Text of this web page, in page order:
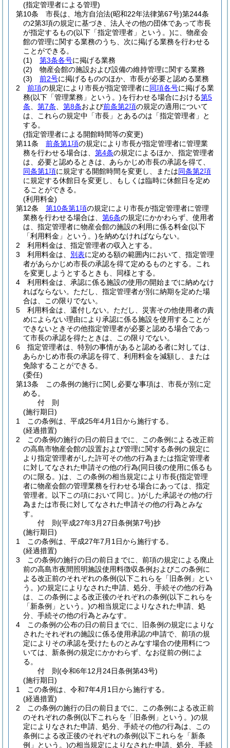
(指定管理者による管理)
第10条
市長は、地方自治法(昭和22年法律第67号)第244条
の2第3項の規定に基づき、法人その他の団体であって市長
が指定するもの(以下「指定管理者」という。)に、物産会
館の管理に関する業務のうち、次に掲げる業務を行わせる
ことができる。
(1)
第3条各号に掲げる業務
(2)
物産会館の施設および設備の維持管理に関する業務
(3)
前2号に掲げるもののほか、市長が必要と認める業務
2
前項の規定により市長が指定管理者に同項各号に掲げる業
務(以下「管理業務」という。)を行わせる場合における第5
条
第7条 第8条および前条第2項の規定の適用について
は、これらの規定中「市長」とあるのは「指定管理者」と
する。
(指定管理者による開館時間等の変更)
第11条
前条第1項の規定により市長が指定管理者に管理業
務を行わせる場合は、 第4条の規定によるほか、指定管理者
は、必要と認めるときは、あらかじめ市長の承認を得て、
同条第1項に規定する開館時間を変更し、または同条第2項
に規定する休館日を変更し、もしくは臨時に休館日を定め
ることができる。
(利用料金)
第12条
第10条第1項の規定により市長が指定管理者に管理
業務を行わせる場合は、 第6条の規定にかかわらず、使用者
は、指定管理者に物産会館の施設の利用に係る料金(以下
「利用料金」という。)を納めなければならない。
2
利用料金は、指定管理者の収入とする。
3
利用料金は、 別表に定める額の範囲内において、指定管理
者があらかじめ市長の承認を得て定めるものとする。
これ
を変更しようとするときも、同様とする。
4
利用料金は、承認に係る施設の使用の開始までに納めなけ
ればならない。 ただし、指定管理者が別に納期を定めた場
合は、この限りでない。
5
利用料金は、還付しない。 ただし、災害その他使用者の責
めによらない理由により承認に係る施設を使用することが
できないときその他指定管理者が必要と認める場合であっ
て市長の承認を得たときは、この限りでない。
6
指定管理者は、特別の事情があると認める者に対しては、
あらかじめ市長の承認を得て、利用料金を減額し、または
免除することができる。
(委任)
第13条
この条例の施行に関し必要な事項は、市長が別に定
める。
付 則
(施行期日)
1
この条例は、平成25年4月1日から施行する。
(経過措置)
2
この条例の施行の日の前日までに、この条例による改正前
の高島市物産会館の設置および管理に関する条例の規定に
より指定管理者がした許可その他の行為または指定管理者
に対してなされた申請その他の行為(同日後の使用に係るも
のに限る。)は、この条例の相当規定により市長(指定管理
者に物産会館の管理業務を行わせる場合にあっては、指定
管理者。以下この項において同じ。)がした承認その他の行
為または市長に対してなされた申請その他の行為とみな
す。
付 則(平成27年3月27日条例第7号)抄
(施行期日)
1
この条例は、平成27年7月1日から施行する。
(経過措置)
3
この条例の施行の日の前日までに、前項の規定による廃止
前の高島市夜間照明施設使用料徴収条例およびこの条例に
よる改正前のそれぞれの条例(以下これらを「旧条例」とい
う。)の規定によりなされた申請、処分、手続その他の行為
は、この条例による改正後のそれぞれの条例(以下これらを
「新条例」という。)の相当規定によりなされた申請、処
分、手続その他の行為とみなす。
4
この条例の公布の日の前日までに、旧条例の規定によりな
されたそれぞれの施設に係る使用承認の申請で、前項の規
定によりその承認を受けたものとみなす場合の使用料につ
いては、新条例の規定にかかわらず、なお従前の例によ
る。
付 則(令和6年12月24日条例第43号)
(施行期日)
1
この条例は、令和7年4月1日から施行する。
(経過措置)
2
この条例の施行の日の前日までに、この条例による改正前
のそれぞれの条例(以下これらを「旧条例」という。)の規
定によりなされた申請、処分、手続その他の行為は、この
条例による改正後のそれぞれの条例(以下これらを「新条
例」という。)の相当規定によりなされた申請、処分、手続